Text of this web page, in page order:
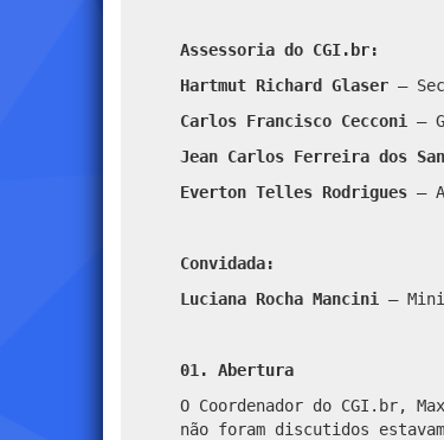
Assessoria do CGI.br:
Hartmut Richard Glaser –
Carlos Francisco Cecconi –
Jean Carlos Ferreira dos
Everton Telles Rodrigues –
Convidada:
Luciana Rocha Mancini
–
01. Abertura
O Coordenador do CGI.br,
não foram discutidos